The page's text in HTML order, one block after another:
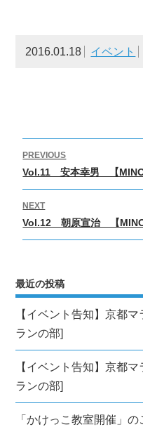
2016.01.18 イベント
稿
ビ
ゲ
ー
ョ
ン
PREVIOUS
Previous
post:
Vol.11 安本幸男 【
NEXT
Next
post:
Vol.12 朝原宣治 【
最近の投稿
【イベント告知】京都
ランの部]
【イベント告知】京都
ランの部]
「かけっこ教室開催」の